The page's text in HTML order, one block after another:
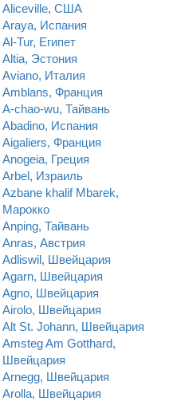
Aliceville, США
Araya, Испания
Al-Tur, Египет
Altia, Эстония
Aviano, Италия
Amblans, Франция
A-chao-wu, Тайвань
Abadino, Испания
Aigaliers, Франция
Anogeia, Греция
Arbel, Израиль
Azbane khalif Mbarek,
Марокко
Anping, Тайвань
Anras, Австрия
Adliswil, Швейцария
Agarn, Швейцария
Agno, Швейцария
Airolo, Швейцария
Alt St. Johann, Швейцария
Amsteg Am Gotthard,
Швейцария
Arnegg, Швейцария
Arolla, Швейцария